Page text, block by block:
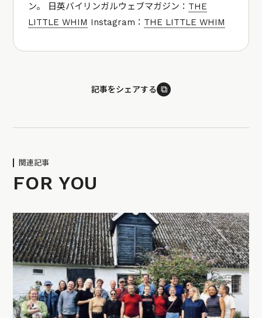
ン。 日英バイリンガルウェブマガジン： THE
LITTLE WHIM Instagram： THE LITTLE WHIM
記事をシェアする ⧉
関連記事
FOR YOU